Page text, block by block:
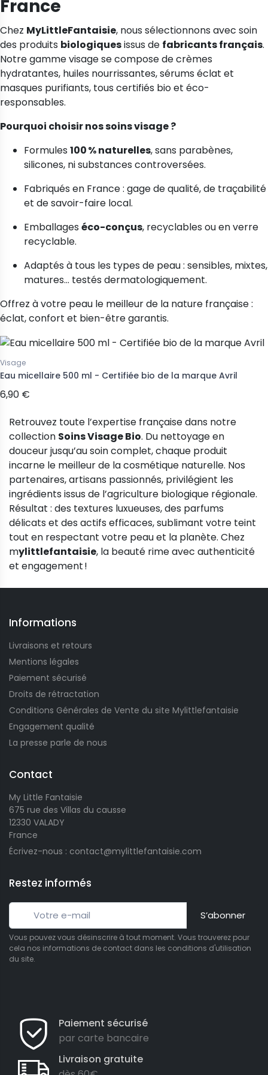
France
Chez MyLittleFantaisie, nous sélectionnons avec soin
des produits biologiquesissus de fabricants français.
Notre gamme visage se compose de crèmes
hydratantes, huiles nourrissantes, sérums éclat et
masques purifiants, tous certifiés bio et éco-
responsables.
Pourquoi choisir nos soins visage ?
Formules 100 % naturelles, sans parabènes,
silicones, ni substances controversées.
Fabriqués en France : gage de qualité, de traçabilité
et de savoir-faire local.
Emballages éco-conçus, recyclables ou en verre
recyclable.
Adaptés à tous les types de peau : sensibles, mixtes,
matures… testés dermatologiquement.
Offrez à votre peau le meilleur de la nature française :
éclat, confort et bien-être garantis.
Visage
Eau micellaire 500 ml - Certifiée bio de la marque Avril
6,90 €
Retrouvez toute l’expertise française dans notre
collection Soins Visage Bio. Du nettoyage en
douceur jusqu’au soin complet, chaque produit
incarne le meilleur de la cosmétique naturelle. Nos
partenaires, artisans passionnés, privilégient les
ingrédients issus de l’agriculture biologique régionale.
Résultat : des textures luxueuses, des parfums
délicats et des actifs efficaces, sublimant votre teint
tout en respectant votre peau et la planète. Chez
mylittlefantaisie, la beauté rime avec authenticité
et engagement !
Informations
Livraisons et retours
Mentions légales
Paiement sécurisé
Droits de rétractation
Conditions Générales de Vente du site Mylittlefantaisie
Engagement qualité
La presse parle de nous
Contact
My Little Fantaisie
675 rue des Villas du causse
12330 VALADY
France
Écrivez-nous : contact@mylittlefantaisie.com
Restez informés
S’abonner
Vous pouvez vous désinscrire à tout moment. Vous trouverez pour
cela nos informations de contact dans les conditions d'utilisation
du site.
Paiement sécurisé
par carte bancaire
Livraison gratuite